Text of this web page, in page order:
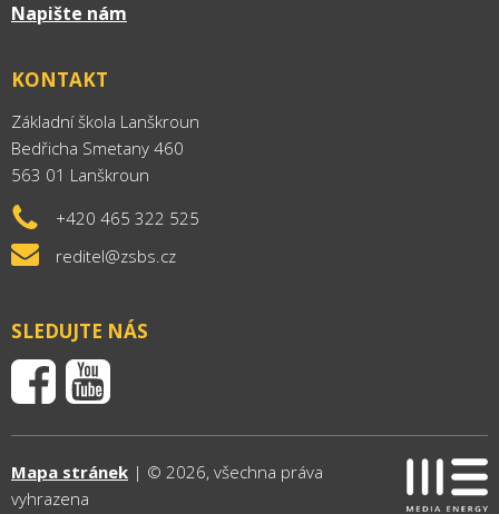
Napište nám
KONTAKT
Základní škola Lanškroun
Bedřicha Smetany 460
563 01 Lanškroun
+420 465 322 525
reditel@zsbs.cz
SLEDUJTE NÁS
Mapa stránek | © 2026, všechna práva
vyhrazena